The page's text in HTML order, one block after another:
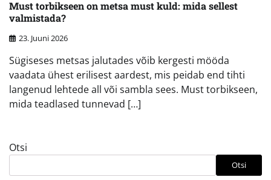
Must torbikseen on metsa must kuld: mida sellest
valmistada?
23. Juuni 2026
Sügiseses metsas jalutades võib kergesti mööda
vaadata ühest erilisest aardest, mis peidab end tihti
langenud lehtede all või sambla sees. Must torbikseen,
mida teadlased tunnevad […]
Otsi
Otsi